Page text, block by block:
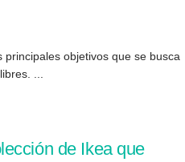
objetivos que se busca
...
de Ikea que